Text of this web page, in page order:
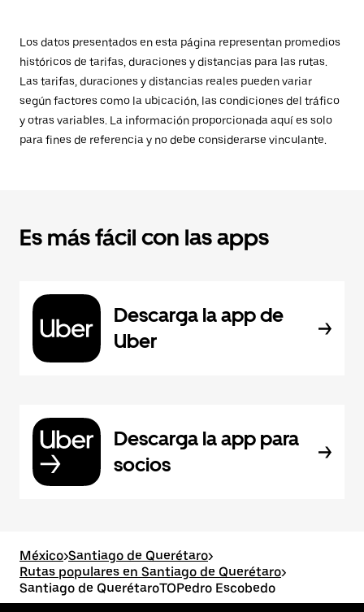
Los datos presentados en esta página representan promedios
históricos de tarifas, duraciones y distancias para las rutas.
Las tarifas, duraciones y distancias reales pueden variar
según factores como la ubicación, las condiciones del tráfico
y otras variables. La información proporcionada aquí es solo
para fines de referencia y no debe considerarse vinculante.
Es más fácil con las apps
Descarga la app de
Uber
Descarga la app para
socios
México>Santiago de Querétaro>
Rutas populares en Santiago de Querétaro>
Santiago de QuerétaroTOPedro Escobedo